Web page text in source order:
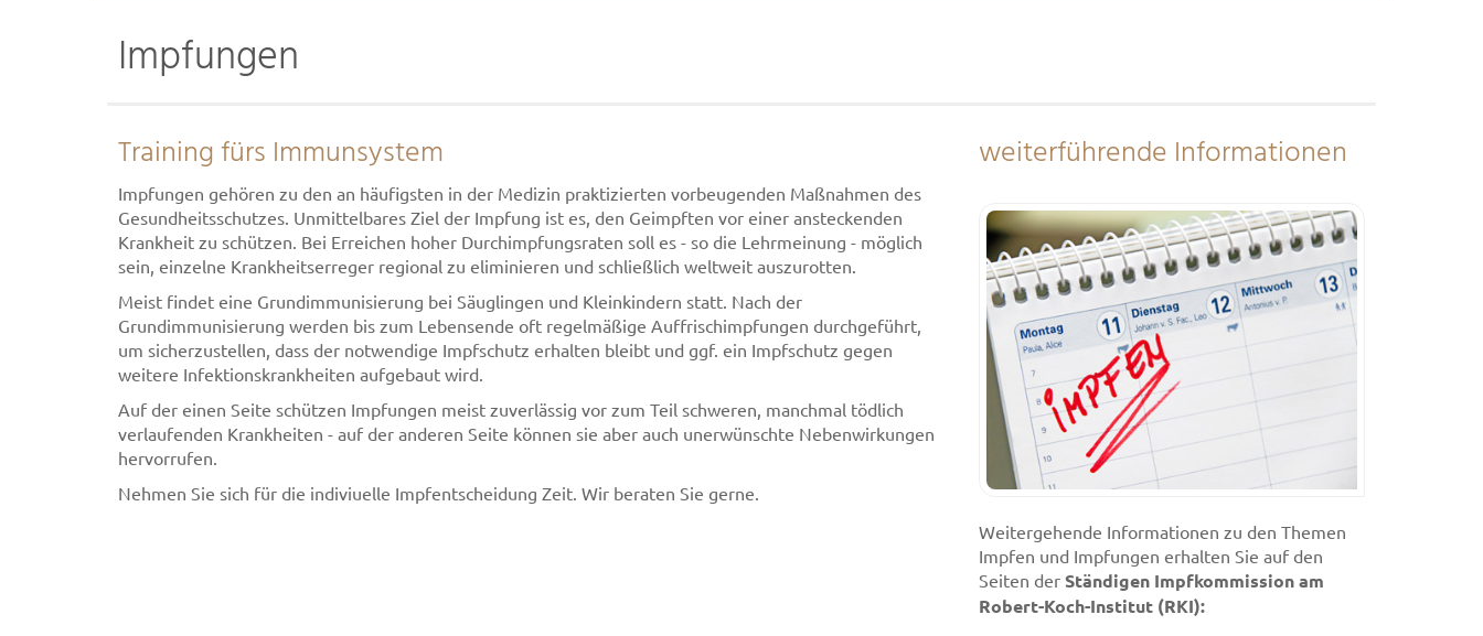
Impfungen
Training fürs Immunsystem
Impfungen gehören zu den an häufigsten in der Medizin praktizierten vorbeugenden Maßnahmen des
Gesundheitsschutzes. Unmittelbares Ziel der Impfung ist es, den Geimpften vor einer ansteckenden
Krankheit zu schützen. Bei Erreichen hoher Durchimpfungsraten soll es - so die Lehrmeinung - möglich
sein, einzelne Krankheitserreger regional zu eliminieren und schließlich weltweit auszurotten.
Meist findet eine Grundimmunisierung bei Säuglingen und Kleinkindern statt. Nach der
Grundimmunisierung werden bis zum Lebensende oft regelmäßige Auffrischimpfungen durchgeführt,
um sicherzustellen, dass der notwendige Impfschutz erhalten bleibt und ggf. ein Impfschutz gegen
weitere Infektionskrankheiten aufgebaut wird.
Auf der einen Seite schützen Impfungen meist zuverlässig vor zum Teil schweren, manchmal tödlich
verlaufenden Krankheiten - auf der anderen Seite können sie aber auch unerwünschte Nebenwirkungen
hervorrufen.
Nehmen Sie sich für die indiviuelle Impfentscheidung Zeit. Wir beraten Sie gerne.
weiterführende Informationen
Weitergehende Informationen zu den Themen
Impfen und Impfungen erhalten Sie auf den
Seiten der Ständigen Impfkommission am
Robert-Koch-Institut (RKI):